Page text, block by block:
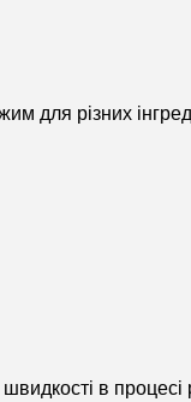
різних
в процесі